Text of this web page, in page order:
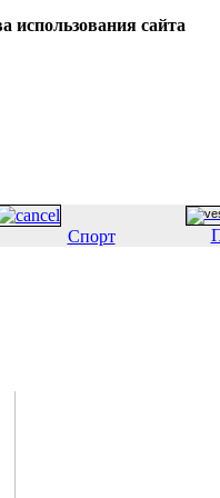
использования сайта
Спорт